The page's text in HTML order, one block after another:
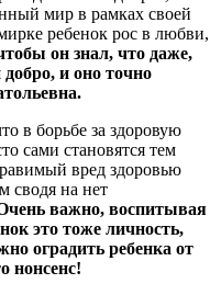
мир в рамках своей
ребенок рос в любви,
он знал, что даже,
добро, и оно точно
в борьбе за здоровую
сами становятся тем
вред здоровью
сводя на нет
важно, воспитывая
это тоже личность,
оградить ребенка от
нонсенс!